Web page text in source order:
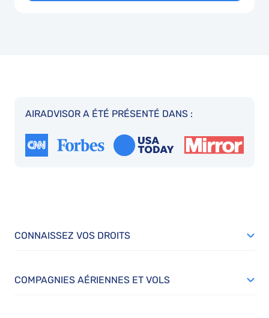
AIRADVISOR A ÉTÉ PRÉSENTÉ DANS :
CONNAISSEZ VOS DROITS
COMPAGNIES AÉRIENNES ET VOLS